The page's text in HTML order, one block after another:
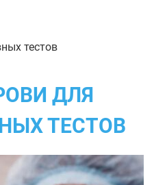
тестов
ДЛЯ
ТЕСТОВ